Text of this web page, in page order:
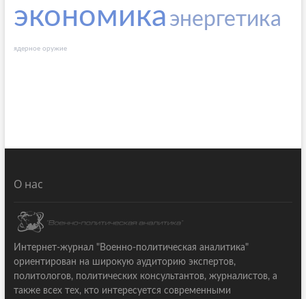
экономика энергетика
ядерное оружие
О нас
Интернет-журнал "Военно-политическая аналитика"
ориентирован на широкую аудиторию экспертов,
политологов, политических консультантов, журналистов, а
также всех тех, кто интересуется современными